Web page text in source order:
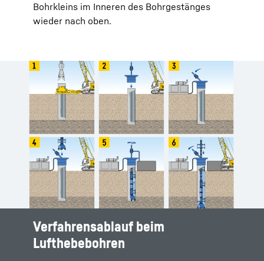
Bohrkleins im Inneren des Bohrgestänges
wieder nach oben.
Verfahrensablauf beim
Lufthebebohren